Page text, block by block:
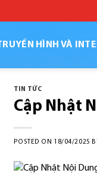
HÌNH VÀ
TIN TỨC
Cập Nhật
POSTED ON 18/04/2025